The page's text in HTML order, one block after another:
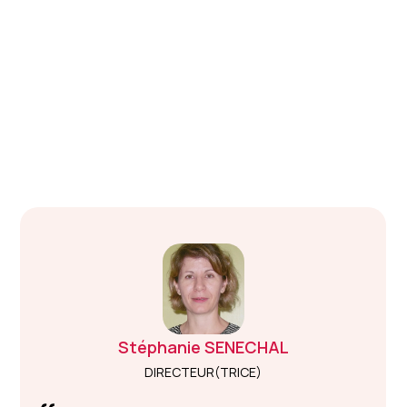
Stéphanie SENECHAL
DIRECTEUR(TRICE)